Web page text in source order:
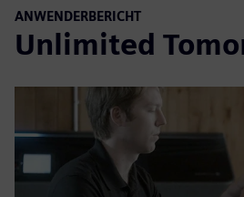
ANWENDERBERICHT
Unlimited